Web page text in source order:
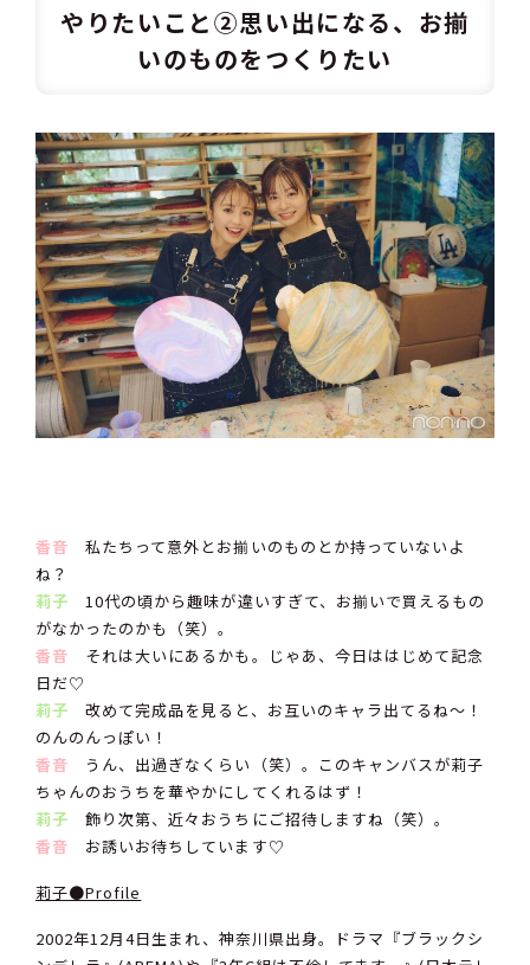
やりたいこと②思い出になる、お揃
いのものをつくりたい
香音 私たちって意外とお揃いのものとか持っていないよ
ね？
莉子 10代の頃から趣味が違いすぎて、お揃いで買えるもの
がなかったのかも（笑）。
香音 それは大いにあるかも。じゃあ、今日ははじめて記念
日だ♡
莉子 改めて完成品を見ると、お互いのキャラ出てるね〜！
のんのんっぽい！
香音 うん、出過ぎなくらい（笑）。このキャンバスが莉子
ちゃんのおうちを華やかにしてくれるはず！
莉子 飾り次第、近々おうちにご招待しますね（笑）。
香音 お誘いお待ちしています♡
莉子●Profile
2002年12月4日生まれ、神奈川県出身。ドラマ『ブラックシ